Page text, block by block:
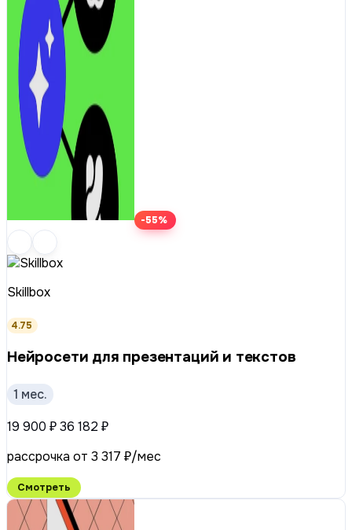
-55%
Skillbox
4.75
Нейросети для презентаций и текстов
1 мес.
19 900 ₽36 182 ₽
рассрочка от 3 317 ₽/мес
Смотреть